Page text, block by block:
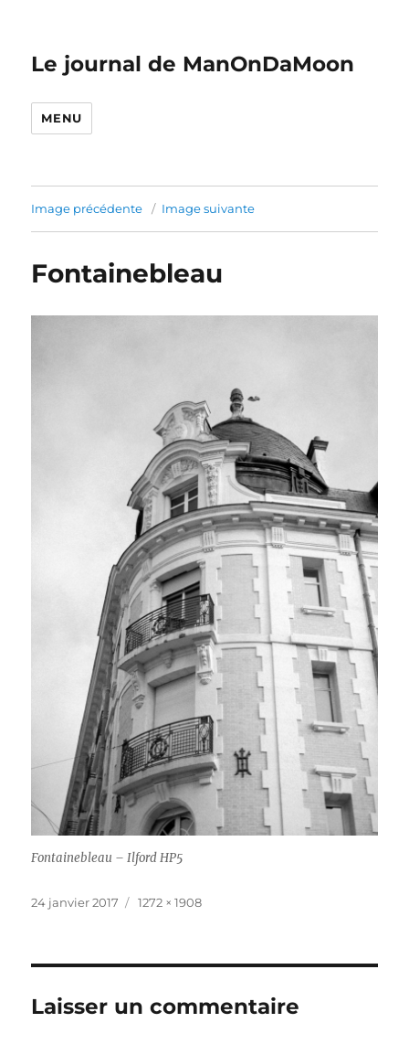
Le journal de ManOnDaMoon
MENU
Image précédente Image suivante
Fontainebleau
Fontainebleau – Ilford HP5
Publié
24 janvier 2017
Taille
1272 × 1908
Laisser un commentaire